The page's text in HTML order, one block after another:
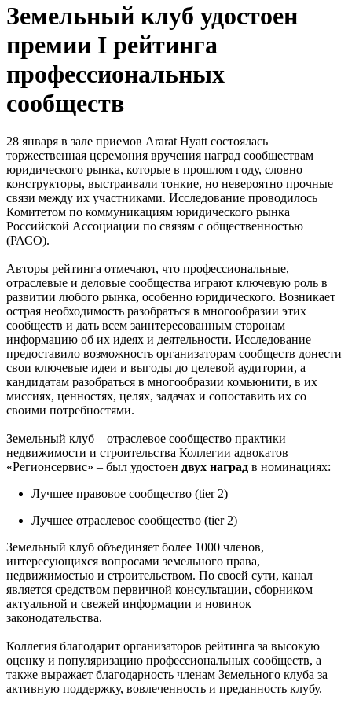
Земельный клуб удостоен
премии I рейтинга
профессиональных
сообществ
28 января в зале приемов Ararat Hyatt состоялась
торжественная церемония вручения наград сообществам
юридического рынка, которые в прошлом году, словно
конструкторы, выстраивали тонкие, но невероятно прочные
связи между их участниками. Исследование проводилось
Комитетом по коммуникациям юридического рынка
Российской Ассоциации по связям с общественностью
(РАСО).
Авторы рейтинга отмечают, что профессиональные,
отраслевые и деловые сообщества играют ключевую роль в
развитии любого рынка, особенно юридического. Возникает
острая необходимость разобраться в многообразии этих
сообществ и дать всем заинтересованным сторонам
информацию об их идеях и деятельности. Исследование
предоставило возможность организаторам сообществ донести
свои ключевые идеи и выгоды до целевой аудитории, а
кандидатам разобраться в многообразии комьюнити, в их
миссиях, ценностях, целях, задачах и сопоставить их со
своими потребностями.
Земельный клуб – отраслевое сообщество практики
недвижимости и строительства Коллегии адвокатов
«Регионсервис» – был удостоен двух наград в номинациях:
Лучшее правовое сообщество (tier 2)
Лучшее отраслевое сообщество (tier 2)
Земельный клуб объединяет более 1000 членов,
интересующихся вопросами земельного права,
недвижимостью и строительством. По своей сути, канал
является средством первичной консультации, сборником
актуальной и свежей информации и новинок
законодательства.
Коллегия благодарит организаторов рейтинга за высокую
оценку и популяризацию профессиональных сообществ, а
также выражает благодарность членам Земельного клуба за
активную поддержку, вовлеченность и преданность клубу.